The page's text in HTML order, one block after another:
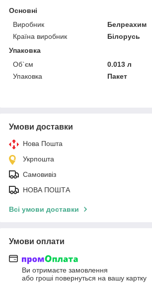
Основні
Виробник
Белреахим
Країна виробник
Білорусь
Упаковка
Об`єм
0.013 л
Упаковка
Пакет
Умови доставки
Нова Пошта
Укрпошта
Самовивіз
НОВА ПОШТА
Всі умови доставки
Умови оплати
Ви отримаєте замовлення
або гроші повернуться на вашу картку